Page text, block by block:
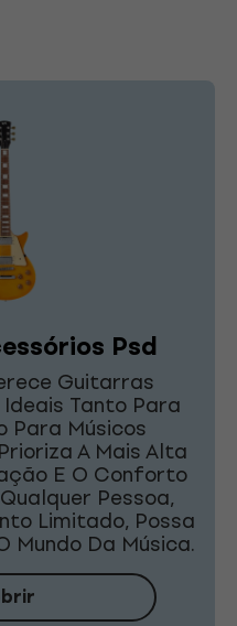
Psd
Guitarras
Tanto Para
Para Músicos
A Mais Alta
E O Conforto
Pessoa,
Limitado, Possa
Mundo Da Música.